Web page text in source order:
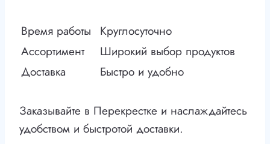
Время работы
Круглосуточно
Ассортимент
Широкий выбор продуктов
Доставка
Быстро и удобно
Заказывайте в Перекрестке и наслаждайтесь
удобством и быстротой доставки.